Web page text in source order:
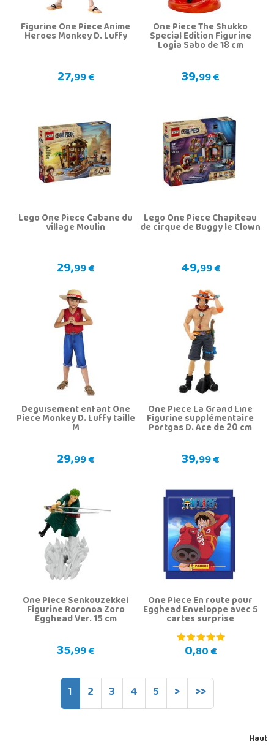
Figurine One Piece Anime
Heroes Monkey D. Luffy
27,99 €
One Piece The Shukko
Special Edition Figurine
Logia Sabo de 18 cm
39,99 €
Lego One Piece Cabane du
village Moulin
29,99 €
Lego One Piece Chapiteau
de cirque de Buggy le Clown
49,99 €
Déguisement enfant One
Piece Monkey D. Luffy taille
M
29,99 €
One Piece La Grand Line
Figurine supplémentaire
Portgas D. Ace de 20 cm
39,99 €
One Piece Senkouzekkei
Figurine Roronoa Zoro
Egghead Ver. 15 cm
35,99 €
One Piece En route pour
Egghead Enveloppe avec 5
cartes surprise
0,80 €
1 2 3 4 5 > >>
Haut